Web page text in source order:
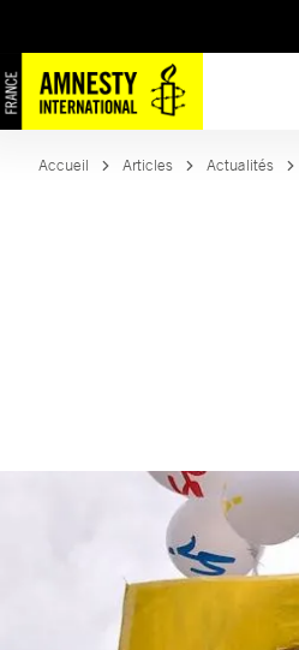
au
contenu
Accueil Articles Actualités